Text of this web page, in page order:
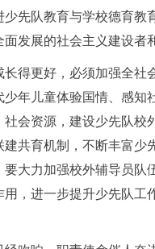
少先队教育与学校德育
面发展的社会主义建设者
更好，必须加强全社
少年儿童体验国情、感知
社会资源，建设少先队校
建共育机制，不断丰富
要大力加强校外辅导员
用，进一步提升少先队